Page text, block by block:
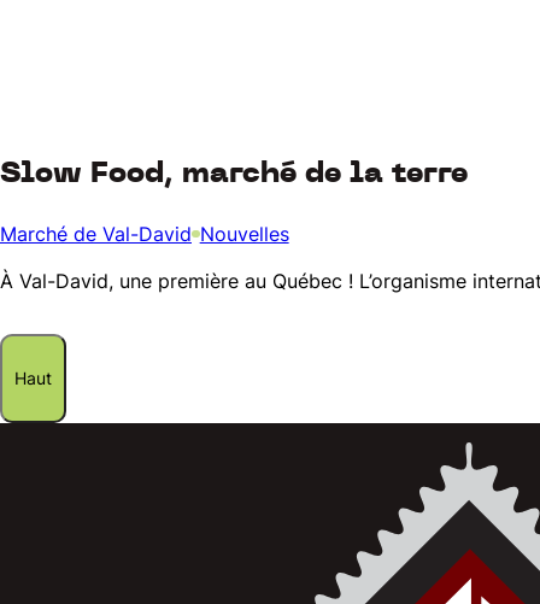
Slow Food, marché de la terre
Marché de Val-David Nouvelles
À Val-David, une première au Québec ! L’organisme
Haut